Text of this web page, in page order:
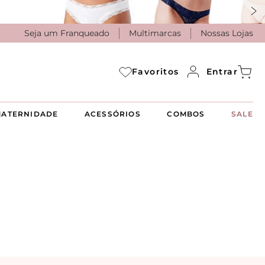
Seja um Franqueado Multimarcas Nossas Lojas
Favoritos Entrar
ACESSÓRIOS COMBOS SALE